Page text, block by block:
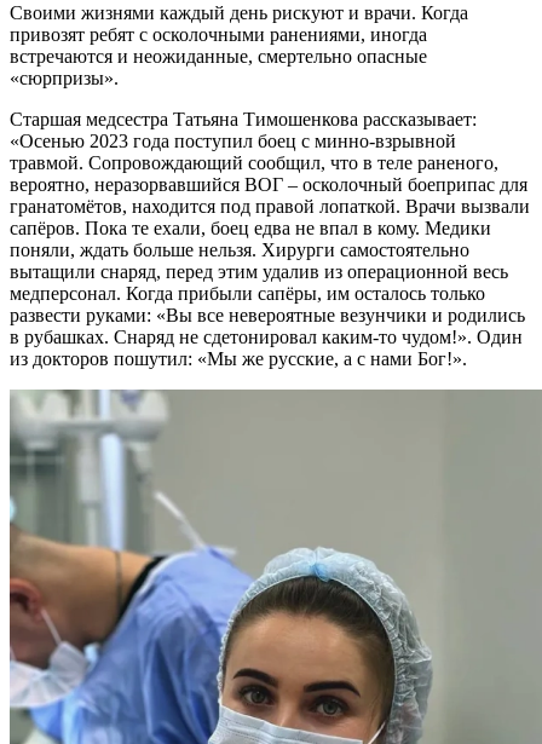
Своими жизнями каждый день рискуют и врачи. Когда
привозят ребят с осколочными ранениями, иногда
встречаются и неожиданные, смертельно опасные
«сюрпризы».
Старшая медсестра Татьяна Тимошенкова рассказывает:
«Осенью 2023 года поступил боец с минно-взрывной
травмой. Сопровождающий сообщил, что в теле раненого,
вероятно, неразорвавшийся ВОГ – осколочный боеприпас для
гранатомётов, находится под правой лопаткой. Врачи вызвали
сапёров. Пока те ехали, боец едва не впал в кому. Медики
поняли, ждать больше нельзя. Хирурги самостоятельно
вытащили снаряд, перед этим удалив из операционной весь
медперсонал. Когда прибыли сапёры, им осталось только
развести руками: «Вы все невероятные везунчики и родились
в рубашках. Снаряд не сдетонировал каким-то чудом!». Один
из докторов пошутил: «Мы же русские, а с нами Бог!».